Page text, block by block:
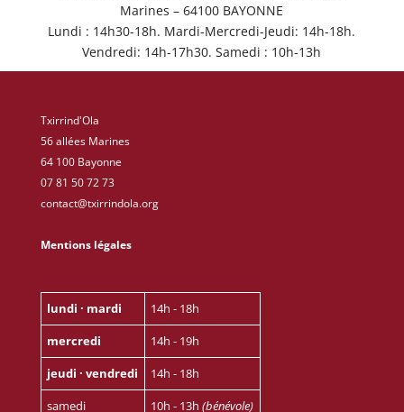
Marines – 64100 BAYONNE
Lundi : 14h30-18h. Mardi-Mercredi-Jeudi: 14h-18h.
Vendredi: 14h-17h30. Samedi : 10h-13h
Txirrind'Ola
56 allées Marines
64 100 Bayonne
07 81 50 72 73
contact@txirrindola.org
Mentions légales
lundi · mardi
14h - 18h
mercredi
14h - 19h
jeudi · vendredi
14h - 18h
samedi
10h - 13h(bénévole)